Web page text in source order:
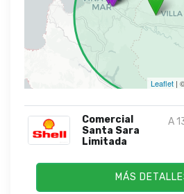
Leaflet |
Comercial
Santa Sara
Limitada
A
MÁS